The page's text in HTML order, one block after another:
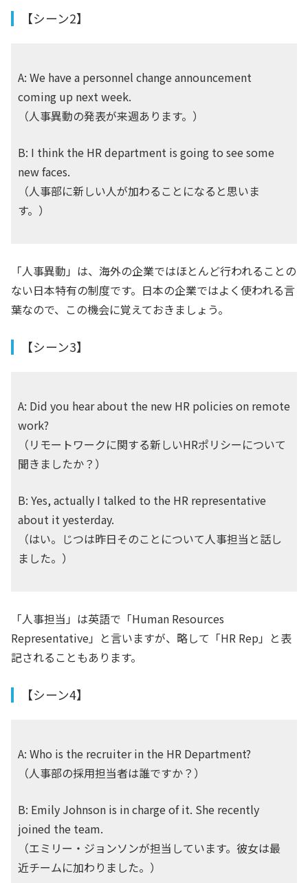
【シーン2】
A: We have a personnel change announcement
coming up next week.
（人事異動の発表が来週あります。）
B: I think the HR department is going to see some
new faces.
（人事部に新しい人が加わることになると思いま
す。）
「人事異動」は、海外の企業ではほとんど行われることの
ない日本特有の制度です。日本の企業ではよく使われる言
葉なので、この機会に覚えておきましょう。
【シーン3】
A: Did you hear about the new HR policies on remote
work?
（リモートワークに関する新しいHRポリシーについて
聞きましたか？）
B: Yes, actually I talked to the HR representative
about it yesterday.
（はい。じつは昨日そのことについて人事担当と話し
ました。）
「人事担当」は英語で「Human Resources
Representative」と言いますが、略して「HR Rep」と表
記されることもあります。
【シーン4】
A: Who is the recruiter in the HR Department?
（人事部の採用担当者は誰ですか？）
B: Emily Johnson is in charge of it. She recently
joined the team.
（エミリー・ジョンソンが担当しています。彼女は最
近チームに加わりました。）